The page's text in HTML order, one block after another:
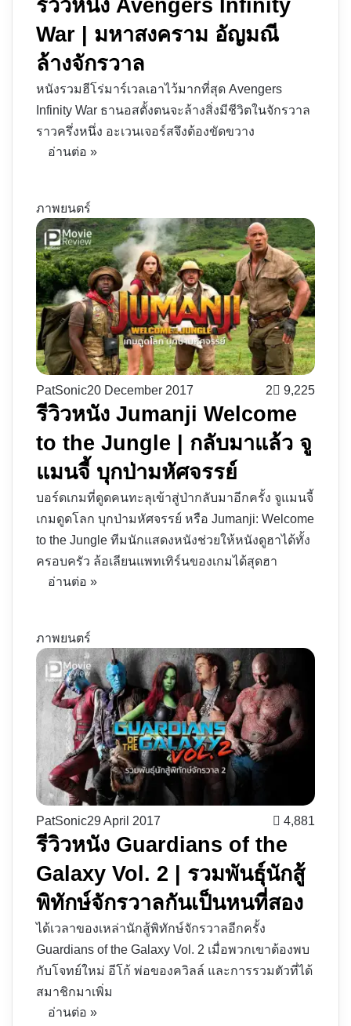
รีวิวหนัง Avengers Infinity
War | มหาสงคราม อัญมณี
ล้างจักรวาล
หนังรวมฮีโร่มาร์เวลเอาไว้มากที่สุด Avengers
Infinity War ธานอสตั้งตนจะล้างสิ่งมีชีวิตในจักรวาล
ราวครึ่งหนึ่ง อะเวนเจอร์สจึงต้องขัดขวาง
อ่านต่อ »
ภาพยนตร์
PatSonic20 December 2017 2 9,225
รีวิวหนัง Jumanji Welcome
to the Jungle | กลับมาแล้ว จู
แมนจี้ บุกป่ามหัศจรรย์
บอร์ดเกมที่ดูดคนทะลุเข้าสู่ป่ากลับมาอีกครั้ง จูแมนจี้
เกมดูดโลก บุกป่ามหัศจรรย์ หรือ Jumanji: Welcome
to the Jungle ทีมนักแสดงหนังช่วยให้หนังดูฮาได้ทั้ง
ครอบครัว ล้อเลียนแพทเทิร์นของเกมได้สุดฮา
อ่านต่อ »
ภาพยนตร์
PatSonic29 April 2017 4,881
รีวิวหนัง Guardians of the
Galaxy Vol. 2 | รวมพันธุ์นักสู้
พิทักษ์จักรวาลกันเป็นหนที่สอง
ได้เวลาของเหล่านักสู้พิทักษ์จักรวาลอีกครั้ง
Guardians of the Galaxy Vol. 2 เมื่อพวกเขาต้องพบ
กับโจทย์ใหม่ อีโก้ พ่อของควิลล์ และการรวมตัวที่ได้
สมาชิกมาเพิ่ม
อ่านต่อ »